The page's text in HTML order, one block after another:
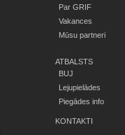
Par GRIF
Vakances
Mūsu partneri
ATBALSTS
BUJ
Lejupielādes
Piegādes info
KONTAKTI